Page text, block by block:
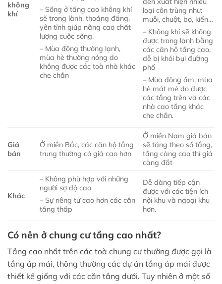
không
khí
– Sống ở tầng cao không khí
sẽ trong lành, thoáng đãng,
yên tĩnh giúp nâng cao chất
lượng cuộc sống.
– Mùa đông thường lạnh,
mùa hè thường nóng do
không được các toà nhà khác
che chắn
loại côn trùng như:
muỗi, chuột, bọ, kiến…
– Không khí sẽ không
được trong lành bằng
các căn hộ tầng cao,
dễ bị khói bụi đường
phố
– Mùa đông ấm, mùa
hè mát mẻ do được
các tầng trên và các
nhà cao tầng khác
che chắn.
Giá
bán
Ở miền Bắc, các căn hộ tầng
trung thường có giá cao hơn
Ở miền Nam giá bán
sẽ tăng theo số tầng,
tầng càng cao thì giá
càng đắt
Khác
– Không phù hợp với những
người sợ độ cao
– Sự riêng tư cao hơn các căn
tầng thấp
Dễ dàng tiếp cận
được với các tiện ích
nội khu và ngoại khu
hơn.
Có nên ở chung cư tầng cao nhất?
Tầng cao nhất trên các toà chung cư thường được gọi là
tầng áp mái, thông thường các dự án tầng áp mái được
thiết kế giống với các căn tầng dưới. Tuy nhiên ở một số